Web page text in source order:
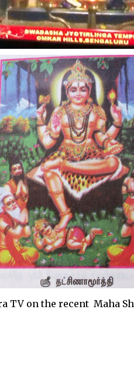
TV on the recent Maha